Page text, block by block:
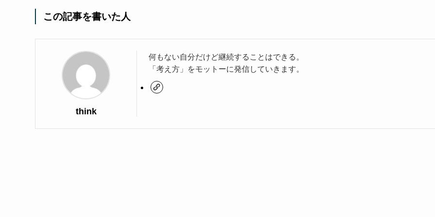
この記事を書いた人
think
何もない自分だけど継続することはできる。
「考え方」をモットーに発信していきます。